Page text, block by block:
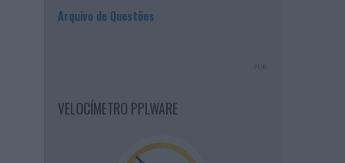
Arquivo de Questões
PUB
VELOCÍMETRO PPLWARE